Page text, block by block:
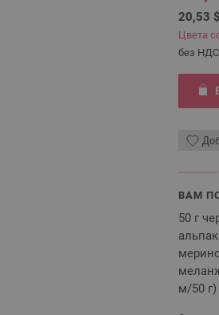
20,53
Цвета
без
ВАМ
50 г
м/50